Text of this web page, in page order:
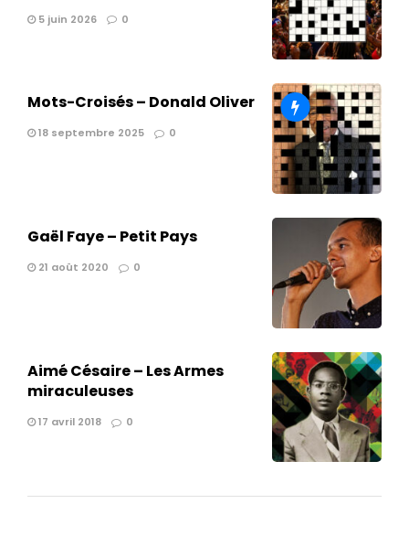
5 juin 2026 0
Mots-Croisés – Donald Oliver
18 septembre 2025 0
Gaël Faye – Petit Pays
21 août 2020 0
Aimé Césaire – Les Armes
miraculeuses
17 avril 2018 0